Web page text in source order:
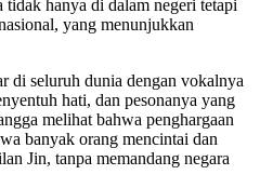
hanya di dalam negeri tetapi
yang menunjukkan
di seluruh dunia dengan vokalnya
hati, dan pesonanya yang
melihat bahwa penghargaan
banyak orang mencintai dan
Jin, tanpa memandang negara